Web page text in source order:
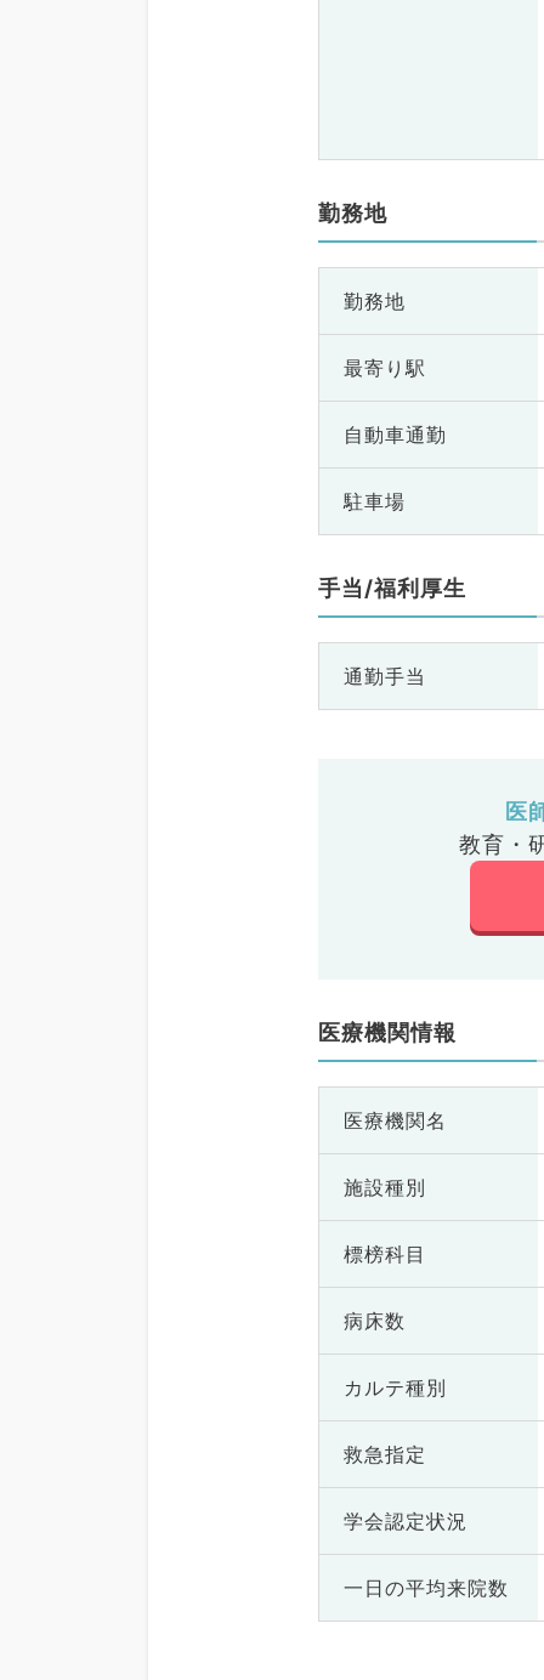
勤務地
勤務地
最寄り駅
自動車通勤
駐車場
手当/福利厚生
通勤手当
医
教育・
医療機関情報
医療機関名
施設種別
標榜科目
病床数
カルテ種別
救急指定
学会認定状況
一日の平均来院数